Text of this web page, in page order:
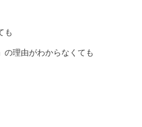
も
の理由がわからなくても